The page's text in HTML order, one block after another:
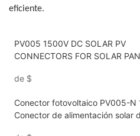
eficiente.
PV005 1500V DC SOLAR PV
CONNECTORS FOR SOLAR
de $
Conector fotovoltaico PV005-N
Conector de alimentación solar